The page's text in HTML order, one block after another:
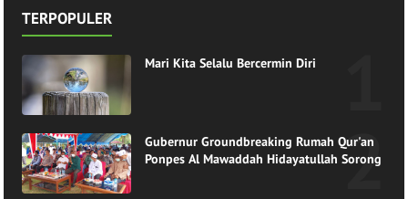
TERPOPULER
Mari Kita Selalu Bercermin Diri
Gubernur Groundbreaking Rumah Qur'an
Ponpes Al Mawaddah Hidayatullah Sorong